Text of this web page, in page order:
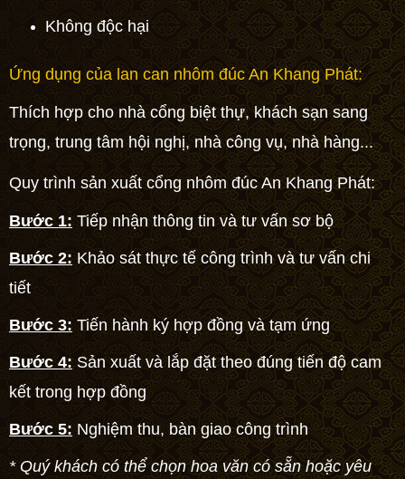
Không độc hại
Ứng dụng của lan can nhôm đúc An Khang Phát:
Thích hợp cho nhà cổng biệt thự, khách sạn sang
trọng, trung tâm hội nghị, nhà công vụ, nhà hàng...
Quy trình sản xuất cổng nhôm đúc An Khang Phát:
Bước 1: Tiếp nhận thông tin và tư vấn sơ bộ
Bước 2: Khảo sát thực tế công trình và tư vấn chi
tiết
Bước 3: Tiến hành ký hợp đồng và tạm ứng
Bước 4: Sản xuất và lắp đặt theo đúng tiến độ cam
kết trong hợp đồng
Bước 5: Nghiệm thu, bàn giao công trình
* Quý khách có thể chọn hoa văn có sẵn hoặc yêu